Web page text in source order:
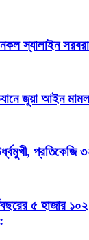
নকল স্যালাইন
জুয়া আইন
প্রতিকেজি
৫ হাজার